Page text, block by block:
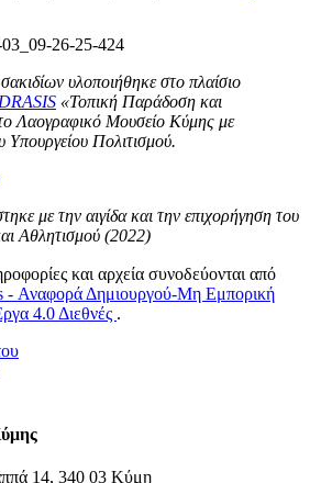
υλοποιήθηκε στο πλαίσιο
«Τοπική Παράδοση και
Λαογραφικό Μουσείο Κύμης με
Υπουργείου Πολιτισμού.
με την αιγίδα και την επιχορήγηση του
Αθλητισμού (2022)
και αρχεία συνοδεύονται από
- Αναφορά Δημιουργού-Μη Εμπορική
4.0 Διεθνές .
14, 340 03 Κύμη